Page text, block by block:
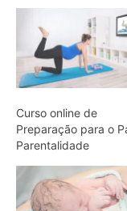
Curso online de
Preparação para o
Parentalidade